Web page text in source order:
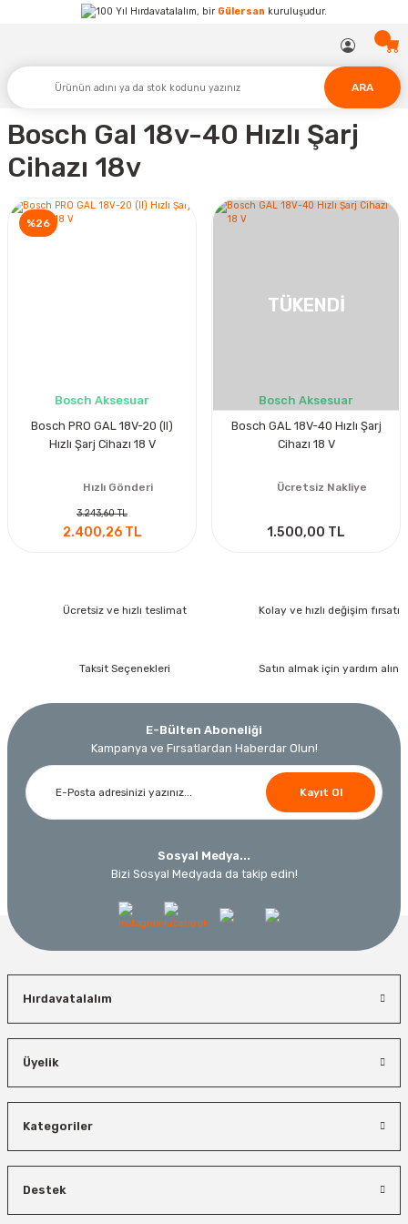
Hırdavatalalım, bir Gülersan kuruluşudur.
ARA
Bosch Gal 18v-40 Hızlı Şarj
Cihazı 18v
%26
Bosch Aksesuar
Bosch PRO GAL 18V-20 (II)
Hızlı Şarj Cihazı 18 V
Hızlı Gönderi
3.243,60 TL
2.400,26 TL
TÜKENDİ
Bosch Aksesuar
Bosch GAL 18V-40 Hızlı Şarj
Cihazı 18 V
Ücretsiz Nakliye
1.500,00 TL
Ücretsiz ve hızlı teslimat Kolay ve hızlı değişim fırsatı
Taksit Seçenekleri Satın almak için yardım alın
E-Bülten Aboneliği
Kampanya ve Fırsatlardan Haberdar Olun!
Kayıt Ol
Sosyal Medya...
Bizi Sosyal Medyada da takip edin!
Hırdavatalalım
Üyelik
Kategoriler
Destek